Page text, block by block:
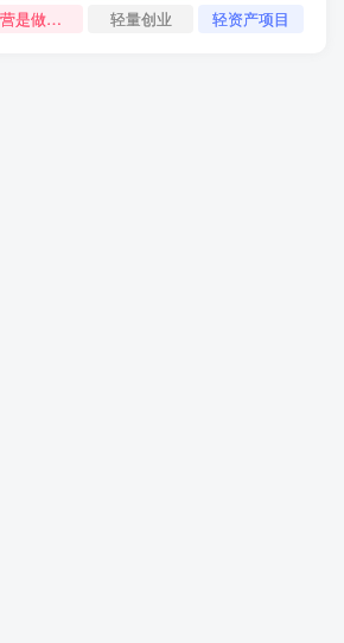
运营是做什么
轻量创业 轻资产项目